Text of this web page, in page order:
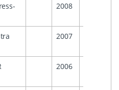
2008
2007
2006